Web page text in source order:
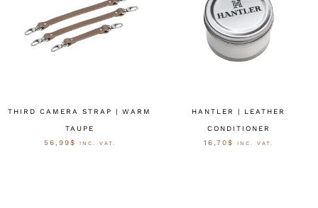
THIRD CAMERA STRAP | WARM
TAUPE
56,99$ INC. VAT.
HANTLER | LEATHER
CONDITIONER
16,70$ INC. VAT.